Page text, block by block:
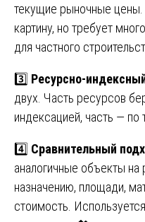
текущие рыночные
картину, но требует
для частного
3️⃣ Ресурсно-
двух. Часть ресурсов
индексацией, часть — по
4️⃣ Сравнительный
аналогичные объекты
назначению, площади,
стоимость.